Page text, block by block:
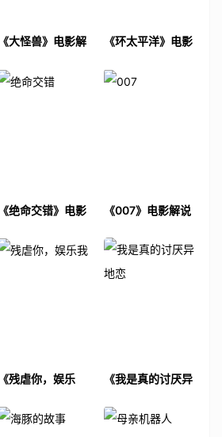
《大怪兽》电影解
《环太平洋》电影
《绝命交错》电影
《007》电影解说
《残虐你，娱乐
《我是真的讨厌异
案